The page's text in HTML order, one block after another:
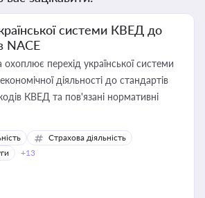
системи КВЕД до
NACE
охоплює перехід української системи
діяльності до стандартів
КВЕД та пов'язані нормативні
Страхова діяльність
+13